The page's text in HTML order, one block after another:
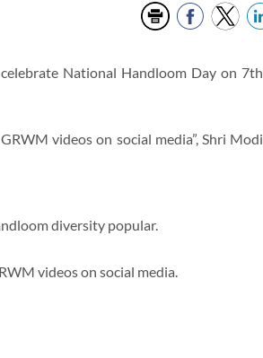
National Handloom Day on 7th
videos on social media”, Shri Modi
diversity popular.
videos on social media.